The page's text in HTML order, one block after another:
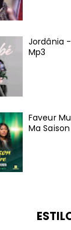
Jordânia
Mp3
Faveur
Ma